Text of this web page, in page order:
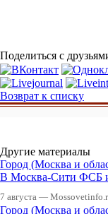
Поделиться с
Возврат к списку
Другие материалы
Город (Москва и
В Москва-Сити ФСБ и
7 августа —
Город (Москва и